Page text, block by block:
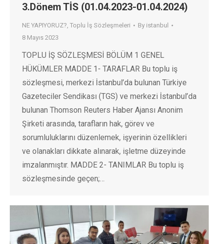
3.Dönem TİS (01.04.2023-01.04.2024)
NE YAPIYORUZ?, Toplu İş Sözleşmeleri By istanbul
8 Mayıs 2023
TOPLU İŞ SÖZLEŞMESİ BÖLÜM 1 GENEL
HÜKÜMLER MADDE 1- TARAFLAR Bu toplu iş
sözleşmesi, merkezi İstanbul’da bulunan Türkiye
Gazeteciler Sendikası (TGS) ve merkezi İstanbul’da
bulunan Thomson Reuters Haber Ajansı Anonim
Şirketi arasında, tarafların hak, görev ve
sorumluluklarını düzenlemek, işyerinin özellikleri
ve olanakları dikkate alınarak, işletme düzeyinde
imzalanmıştır. MADDE 2- TANIMLAR Bu toplu iş
sözleşmesinde geçen;…